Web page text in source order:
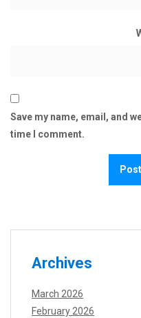
Save my name, email, and
time I comment.
Archives
March 2026
February 2026